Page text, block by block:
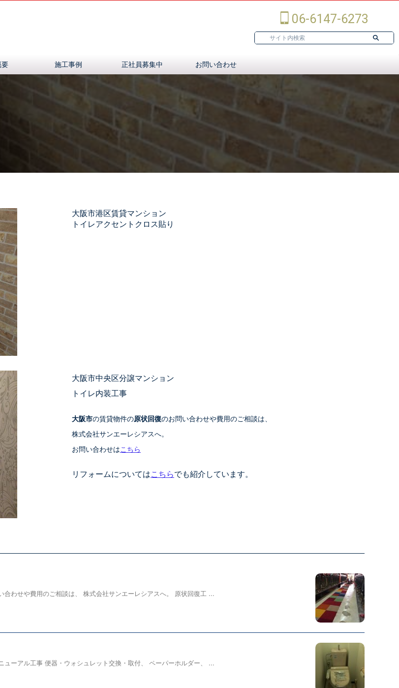
06-6147-6273
要 施工事例 正社員募集中 お問い合わせ
大阪市港区賃貸マンション
トイレアクセントクロス貼り
大阪市中央区分譲マンション
トイレ内装工事
大阪市の賃貸物件の原状回復のお問い合わせや費用のご相談は、
株式会社サンエーレシアスへ。
お問い合わせはこちら
リフォームについてはこちらでも紹介しています。
わせや費用のご相談は、 株式会社サンエーレシアスへ。 原状回復工 ...
ーアル工事 便器・ウォシュレット交換・取付、 ペーパーホルダー、 ...